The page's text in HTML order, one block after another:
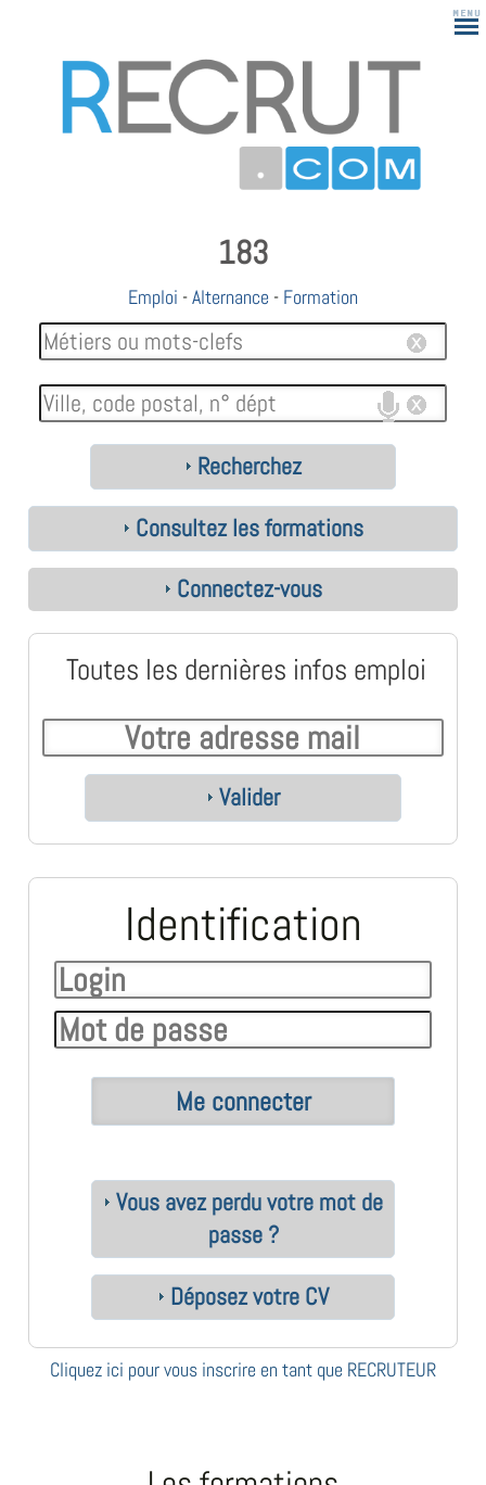
183
Emploi -Alternance - Formation
Recherchez
Consultez les formations
Connectez-vous
Toutes les dernières infos emploi
Valider
Identification
Vous avez perdu votre mot de
passe ?
Déposez votre CV
Cliquez ici pour vous inscrire en tant que RECRUTEUR